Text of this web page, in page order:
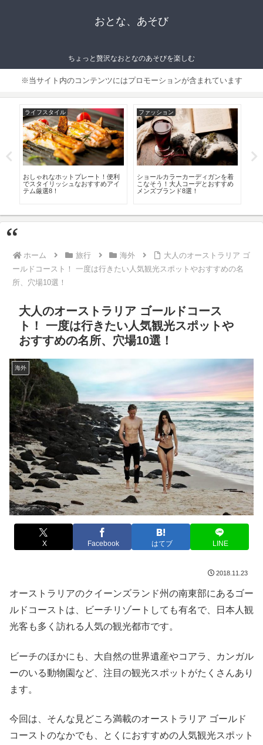
おとな、あそび
ちょっと贅沢なおとなのあそびを楽しむ
※当サイト内のコンテンツにはプロモーションが含まれています
プレート！便利
なおすすめアイ
ファッション
ショールカラーカーディガンを着
こなそう！大人コーデとおすすめ
アウトドア・スポーツ
東海のおすすめオートキャ
厳選8！おしゃれなソロキ
OK！オートキャンプ場と
ホーム 旅行 海外
大人のオーストラリア ゴ
ールドコースト！ 一度は行きたい人気観光スポットやおすすめの名
所、穴場10選！
大人のオーストラリア ゴールドコース
ト！ 一度は行きたい人気観光スポットや
おすすめの名所、穴場10選！
海外
X Facebook はてブ LINE
2018.11.23
オーストラリアのクイーンズランド州の南東部にあるゴー
ルドコーストは、ビーチリゾートしても有名で、日本人観
光客も多く訪れる人気の観光都市です。
ビーチのほかにも、大自然の世界遺産やコアラ、カンガル
ーのいる動物園など、注目の観光スポットがたくさんあり
ます。
今回は、そんな見どころ満載のオーストラリア ゴールド
コーストのなかでも、とくにおすすめの人気観光スポット